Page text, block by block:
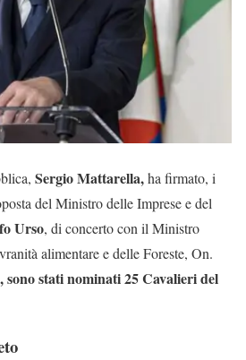
Sergio Mattarella,ha firmato, i
del Ministro delle Imprese e del
Urso, di concerto con il Ministro
alimentare e delle Foreste, On.
stati nominati 25 Cavalieri del